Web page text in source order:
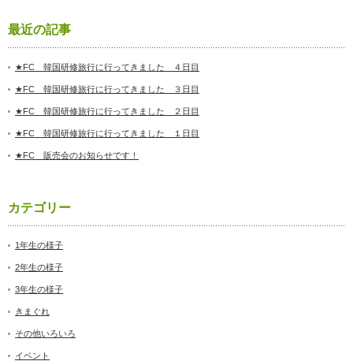
最近の記事
★FC 韓国研修旅行に行ってきました ４日目
★FC 韓国研修旅行に行ってきました ３日目
★FC 韓国研修旅行に行ってきました ２日目
★FC 韓国研修旅行に行ってきました １日目
★FC 販売会のお知らせです！
カテゴリー
1年生の様子
2年生の様子
3年生の様子
きまぐれ
その他いろいろ
イベント